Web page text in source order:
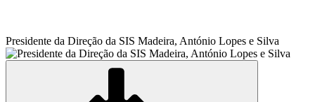
Presidente da Direção da SIS Madeira, António Lopes e Silva